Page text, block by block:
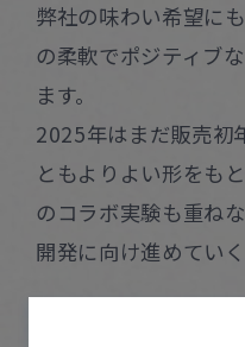
弊社の味わい希望に
の柔軟でポジティブ
ます。
2025年はまだ販売初
ともよりよい形をも
のコラボ実験も重ね
開発に向け進めていく